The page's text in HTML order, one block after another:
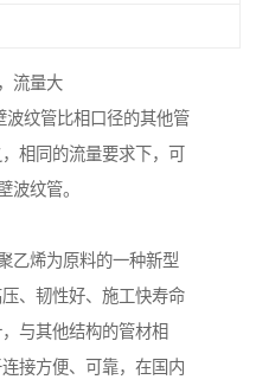
流量大
波纹管比相口径的其他管
相同的流量要求下，可
波纹管。
乙烯为原料的一种新型
、韧性好、施工快寿命
与其他结构的管材相
接方便、可靠，在国内